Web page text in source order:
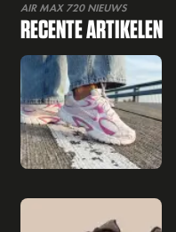
AIR MAX 720 NIEUWS
RECENTE ARTIKELEN